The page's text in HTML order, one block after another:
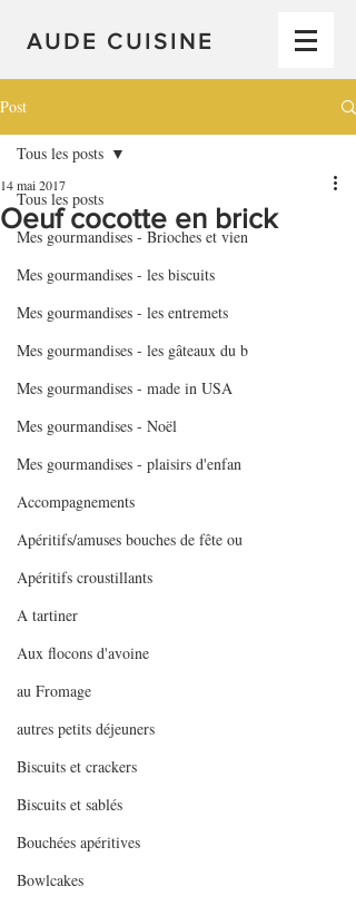
AUDE CUISINE
Post
Tous les posts
Mes gourmandises - Brioches et vien
Mes gourmandises - les biscuits
Mes gourmandises - les entremets
Mes gourmandises - les gâteaux du b
Mes gourmandises - made in USA
Mes gourmandises - Noël
Mes gourmandises - plaisirs d'enfan
Accompagnements
Apéritifs/amuses bouches de fête ou
Apéritifs croustillants
A tartiner
Aux flocons d'avoine
au Fromage
autres petits déjeuners
Biscuits et crackers
Biscuits et sablés
Bouchées apéritives
Bowlcakes
Tous les posts
Oeuf cocotte en brick
14 mai 2017